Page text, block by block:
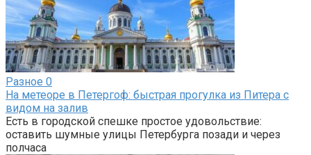
Разное 0
На метеоре в Петергоф: быстрая прогулка из Питера с
видом на залив
Есть в городской спешке простое удовольствие:
оставить шумные улицы Петербурга позади и через
полчаса